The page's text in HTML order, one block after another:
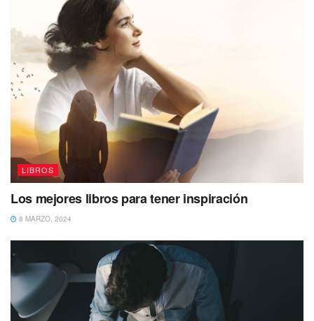
LIBROS
Los mejores libros para tener inspiración
8 MARZO, 2024